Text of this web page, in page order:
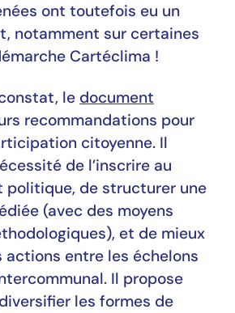
ont toutefois eu un
notamment sur certaines
Cartéclima !
le document
recommandations pour
citoyenne. Il
de l’inscrire au
de structurer une
(avec des moyens
et de mieux
actions entre les échelons
Il propose
les formes de